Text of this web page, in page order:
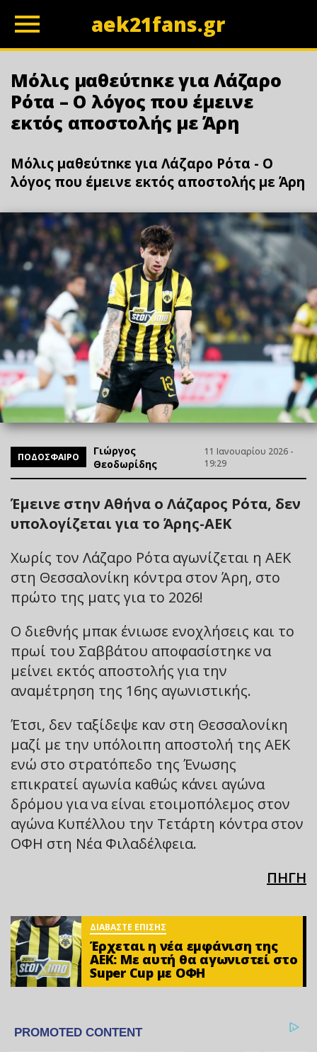
aek21fans.gr
Μόλις μαθεύτnκε για Λάζαρο
Ρότα – Ο λόγος που έμεινε
εκτός αποστολής με Άρη
Μόλις μαθεύτnκε για Λάζαρο Ρότα - Ο
λόγος που έμεινε εκτός αποστολής με Άρη
ΠΟΔΟΣΦΑΙΡΟ
Γιώργος
Θεοδωρίδης
11 Ιανουαρίου 2026 -
19:29
Έμεινε στην Αθήνα ο Λάζαρος Ρότα, δεν
υπολογίζεται για το Άρης-ΑΕΚ
Χωρίς τον Λάζαρο Ρότα αγωνίζεται η ΑΕΚ
στη Θεσσαλονίκη κόντρα στον Άρη, στο
πρώτο της ματς για το 2026!
Ο διεθνής μπακ ένιωσε ενοχλήσεις και το
πρωί του Σαββάτου αποφασίστηκε να
μείνει εκτός αποστολής για την
αναμέτρηση της 16ης αγωνιστικής.
Έτσι, δεν ταξίδεψε καν στη Θεσσαλονίκη
μαζί με την υπόλοιπη αποστολή της ΑΕΚ
ενώ στο στρατόπεδο της Ένωσης
επικρατεί αγωνία καθώς κάνει αγώνα
δρόμου για να είναι ετοιμοπόλεμος στον
αγώνα Κυπέλλου την Τετάρτη κόντρα στον
ΟΦΗ στη Νέα Φιλαδέλφεια.
ΠΗΓΗ
ΔΙΑΒΑΣΤΕ ΕΠΙΣΗΣ
Έρχεται η νέα εμφάνιση της
ΑΕΚ: Με αυτή θα αγωνιστεί στο
Super Cup με ΟΦΗ